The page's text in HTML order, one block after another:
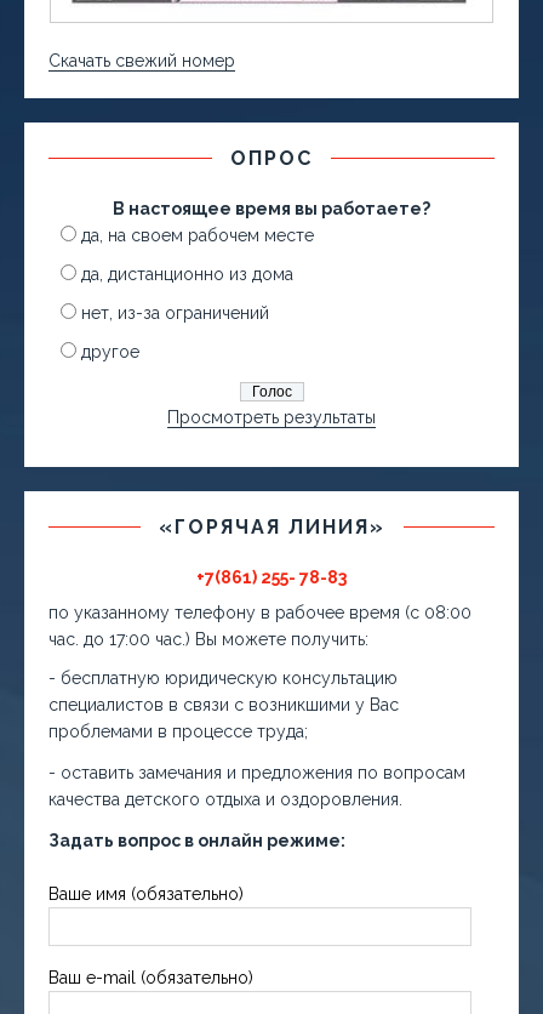
Скачать свежий номер
ОПРОС
В настоящее время вы работаете?
да, на своем рабочем месте
да, дистанционно из дома
нет, из-за ограничений
другое
Просмотреть результаты
«ГОРЯЧАЯ ЛИНИЯ»
+7(861) 255- 78-83
по указанному телефону в рабочее время (с 08:00
час. до 17:00 час.) Вы можете получить:
- бесплатную юридическую консультацию
специалистов в связи с возникшими у Вас
проблемами в процессе труда;
- оставить замечания и предложения по вопросам
качества детского отдыха и оздоровления.
Задать вопрос в онлайн режиме:
Ваше имя (обязательно)
Ваш e-mail (обязательно)